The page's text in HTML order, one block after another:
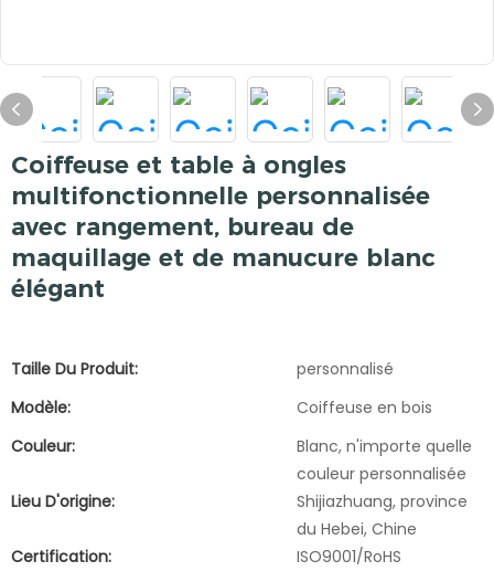
Coiffeuse et table à ongles
multifonctionnelle personnalisée
avec rangement, bureau de
maquillage et de manucure blanc
élégant
Taille Du Produit:
personnalisé
Modèle:
Coiffeuse en bois
Couleur:
Blanc, n'importe quelle
couleur personnalisée
Lieu D'origine:
Shijiazhuang, province
du Hebei, Chine
Certification:
ISO9001/RoHS